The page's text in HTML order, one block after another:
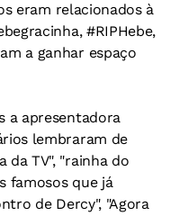
eram relacionados à
#RIPHebe,
a ganhar espaço
a apresentadora
lembraram de
da TV", "rainha do
famosos que já
de Dercy", "Agora